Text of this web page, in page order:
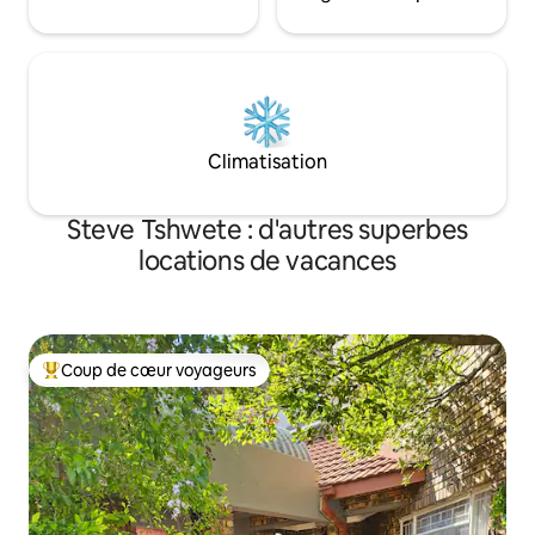
Climatisation
Steve Tshwete : d'autres superbes
locations de vacances
Coups de cœur voyageurs les plus appréciés
Coup de cœur voyageurs